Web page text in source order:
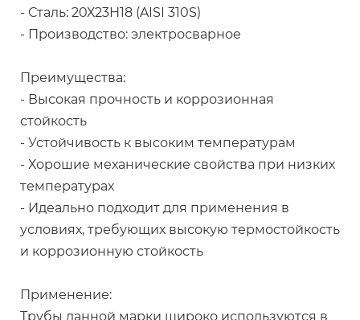
- Сталь: 20Х23Н18 (AISI 310S)
- Производство: электросварное
Преимущества:
- Высокая прочность и коррозионная
стойкость
- Устойчивость к высоким температурам
- Хорошие механические свойства при низких
температурах
- Идеально подходит для применения в
условиях, требующих высокую термостойкость
и коррозионную стойкость
Применение:
Трубы данной марки широко используются в